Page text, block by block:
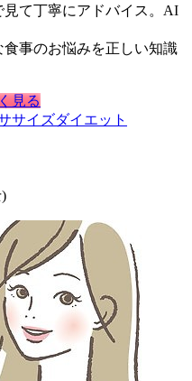
て丁寧にアドバイス。AI
食事のお悩みを正しい知識
見る
サイズダイエット